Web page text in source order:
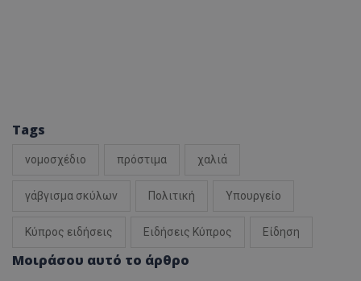
Tags
νομοσχέδιο πρόστιμα χαλιά
γάβγισμα σκύλων Πολιτική Υπουργείο
Κύπρος ειδήσεις Ειδήσεις Κύπρος Είδηση
Μοιράσου αυτό το άρθρο